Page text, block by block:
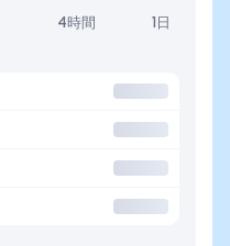
4時間 1日